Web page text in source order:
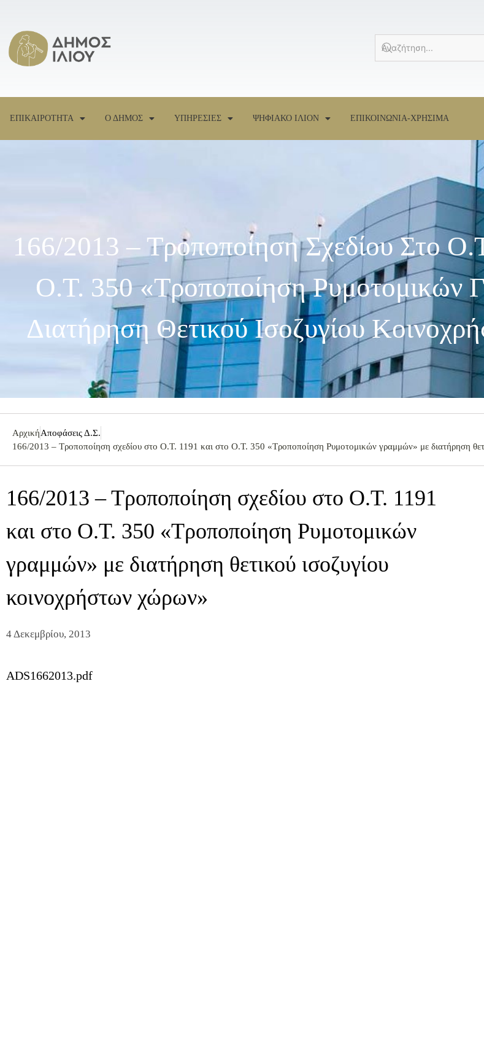
ΕΠΙΚΑΙΡΟΤΗΤΑ Ο ΔΗΜΟΣ ΥΠΗΡΕΣΙΕΣ ΨΗΦΙΑΚΟ ΙΛΙΟΝ ΕΠΙΚΟΙΝΩΝΙΑ-ΧΡΗΣΙΜΑ
166/2013 – Τροποποίηση Σχεδίου Στο
Ο.Τ. 350 «Τροποποίηση Ρυμοτομικών
Διατήρηση Θετικού Ισοζυγίου
ΑρχικήΑποφάσεις Δ.Σ.
166/2013 – Τροποποίηση σχεδίου στο Ο.Τ. 1191 και στο Ο.Τ. 350 «Τροποποίηση Ρυμοτομικών γραμμών» με διατήρηση
166/2013 – Τροποποίηση σχεδίου στο Ο.Τ. 1191
και στο Ο.Τ. 350 «Τροποποίηση Ρυμοτομικών
γραμμών» με διατήρηση θετικού ισοζυγίου
κοινοχρήστων χώρων»
4 Δεκεμβρίου, 2013
ADS1662013.pdf